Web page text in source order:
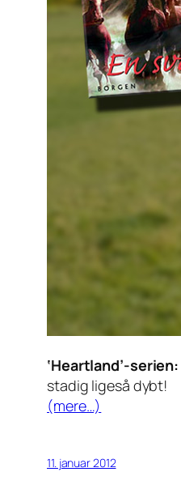
‘Heartland’-serien:
stadig ligeså dybt!
(mere…)
11. januar 2012